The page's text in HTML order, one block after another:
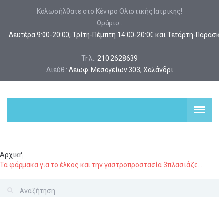
Καλωσήλθατε στο Κέντρο Ολιστικής Ιατρικής!
Ωράριο :
Δευτέρα 9:00-20:00, Τρίτη-Πέμπτη 14:00-20:00 και Τετάρτη-
Τηλ.: 210 2628639
Διεύθ.: Λεωφ. Μεσογείων 303, Χαλάνδρι
Αρχική
Τα φάρμακα για το έλκος και την γαστροπροστασία 3πλασιάζο...